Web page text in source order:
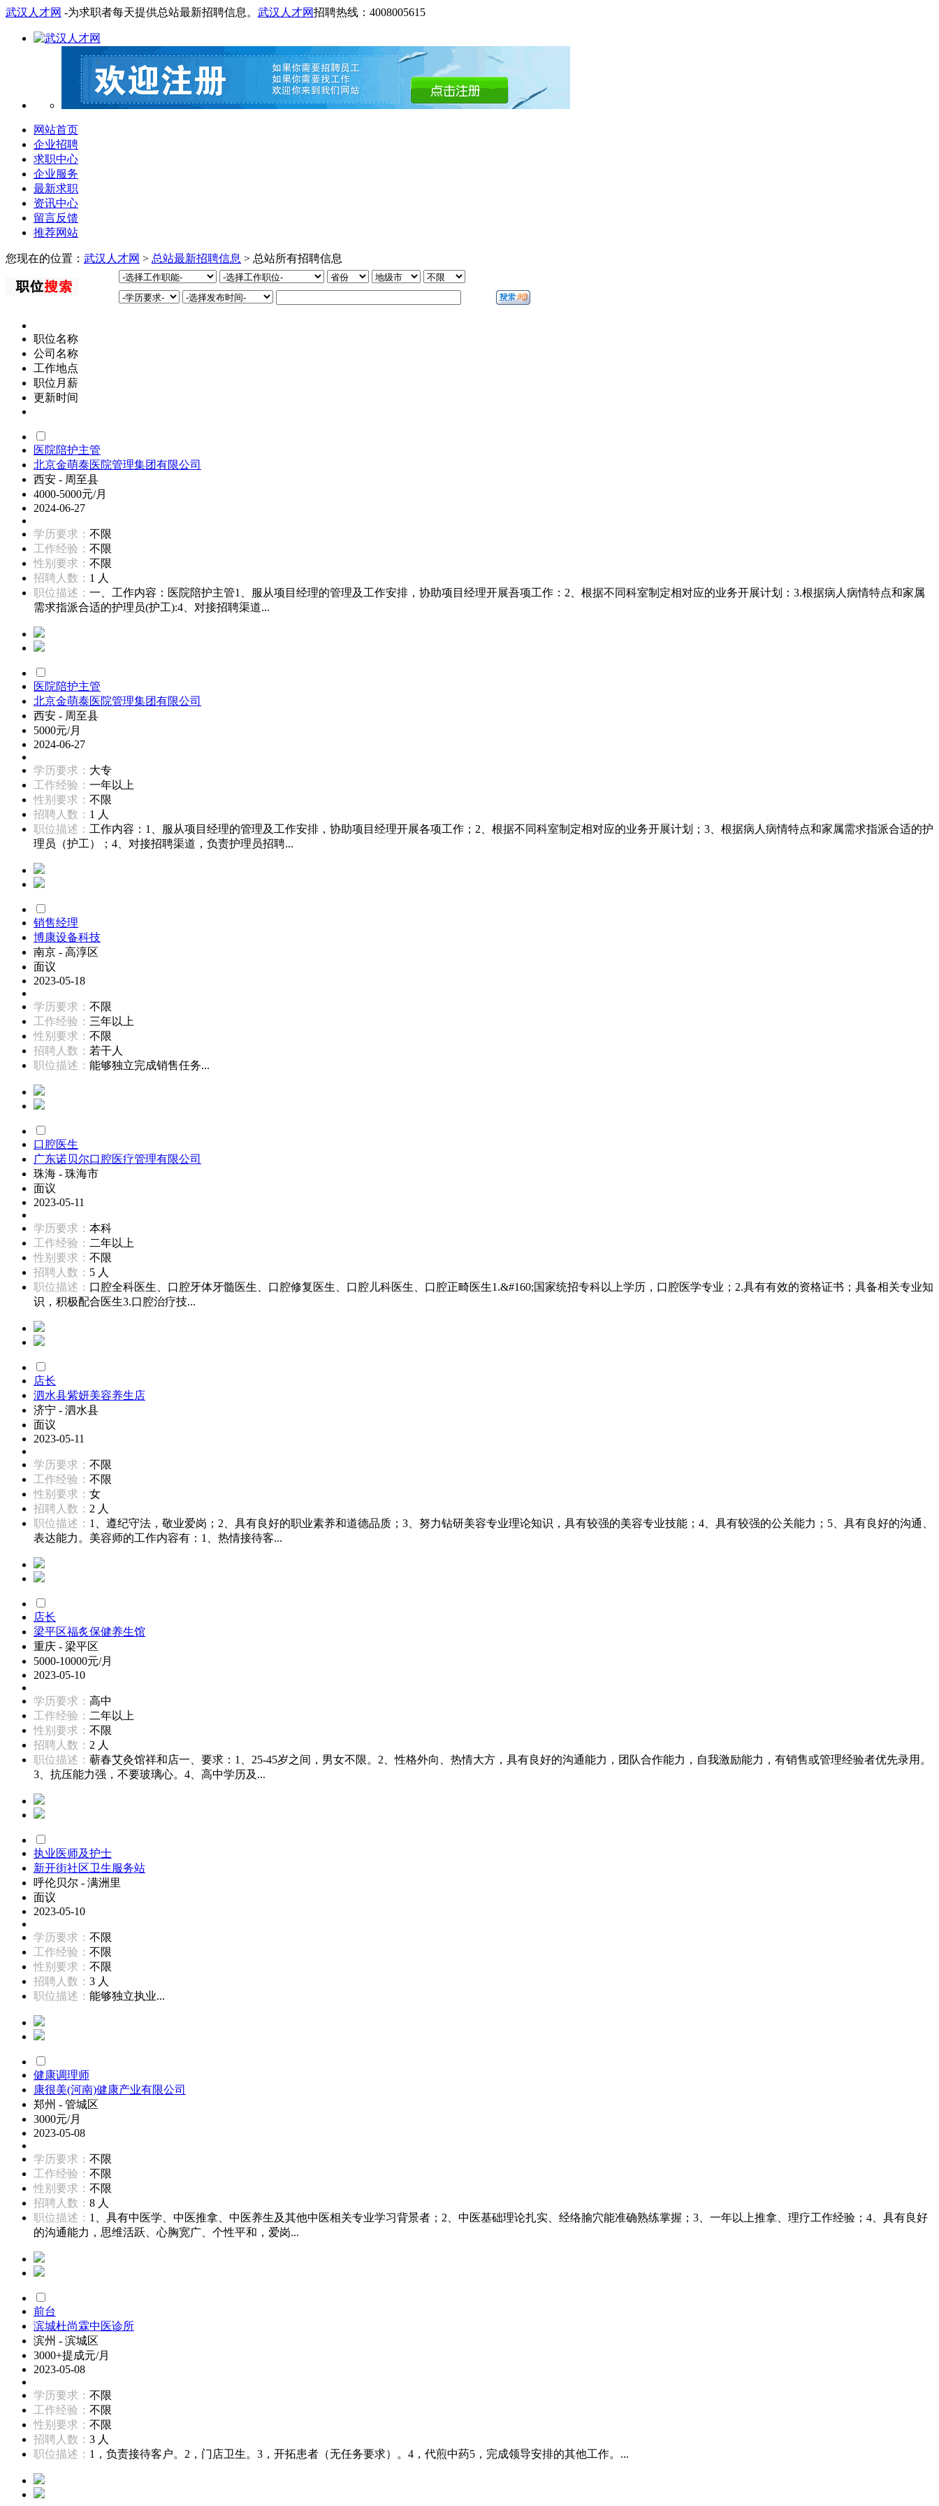
武汉人才网 -为求职者每天提供总站最新招聘信息。 武汉人才网招聘热线：4008005615
网站首页
企业招聘
求职中心
企业服务
最新求职
资讯中心
留言反馈
推荐网站
您现在的位置： 武汉人才网 > 总站最新招聘信息 > 总站所有招聘信息
职位名称
公司名称
工作地点
职位月薪
更新时间
医院陪护主管
北京金萌泰医院管理集团有限公司
西安 - 周至县
4000-5000元/月
2024-06-27
学历要求： 不限
工作经验： 不限
性别要求： 不限
招聘人数： 1 人
职位描述： 一、工作内容：医院陪护主管1、服从项目经理的管理及工作安排，协助项目经理开展吾项工作：2、根据不同科室制定相对应的业务开展计划：3.根据病人病情特点和家属
需求指派合适的护理员(护工):4、对接招聘渠道...
医院陪护主管
北京金萌泰医院管理集团有限公司
西安 - 周至县
5000元/月
2024-06-27
学历要求： 大专
工作经验： 一年以上
性别要求： 不限
招聘人数： 1 人
职位描述： 工作内容：1、服从项目经理的管理及工作安排，协助项目经理开展各项工作；2、根据不同科室制定相对应的业务开展计划；3、根据病人病情特点和家属需求指派合适的护
理员（护工）；4、对接招聘渠道，负责护理员招聘...
销售经理
博康设备科技
南京 - 高淳区
面议
2023-05-18
学历要求： 不限
工作经验： 三年以上
性别要求： 不限
招聘人数： 若干人
职位描述： 能够独立完成销售任务...
口腔医生
广东诺贝尔口腔医疗管理有限公司
珠海 - 珠海市
面议
2023-05-11
学历要求： 本科
工作经验： 二年以上
性别要求： 不限
招聘人数： 5 人
职位描述： 口腔全科医生、口腔牙体牙髓医生、口腔修复医生、口腔儿科医生、口腔正畸医生1.&#160;国家统招专科以上学历，口腔医学专业；2.具有有效的资格证书；具备相关专业知
识，积极配合医生3.口腔治疗技...
店长
泗水县紫妍美容养生店
济宁 - 泗水县
面议
2023-05-11
学历要求： 不限
工作经验： 不限
性别要求： 女
招聘人数： 2 人
职位描述： 1、遵纪守法，敬业爱岗；2、具有良好的职业素养和道德品质；3、努力钻研美容专业理论知识，具有较强的美容专业技能；4、具有较强的公关能力；5、具有良好的沟通、
表达能力。美容师的工作内容有：1、热情接待客...
店长
梁平区福炙保健养生馆
重庆 - 梁平区
5000-10000元/月
2023-05-10
学历要求： 高中
工作经验： 二年以上
性别要求： 不限
招聘人数： 2 人
职位描述： 蕲春艾灸馆祥和店一、要求：1、25-45岁之间，男女不限。2、性格外向、热情大方，具有良好的沟通能力，团队合作能力，自我激励能力，有销售或管理经验者优先录用。
3、抗压能力强，不要玻璃心。4、高中学历及...
执业医师及护士
新开街社区卫生服务站
呼伦贝尔 - 满洲里
面议
2023-05-10
学历要求： 不限
工作经验： 不限
性别要求： 不限
招聘人数： 3 人
职位描述： 能够独立执业...
健康调理师
康很美(河南)健康产业有限公司
郑州 - 管城区
3000元/月
2023-05-08
学历要求： 不限
工作经验： 不限
性别要求： 不限
招聘人数： 8 人
职位描述： 1、具有中医学、中医推拿、中医养生及其他中医相关专业学习背景者；2、中医基础理论扎实、经络腧穴能准确熟练掌握；3、一年以上推拿、理疗工作经验；4、具有良好
的沟通能力，思维活跃、心胸宽广、个性平和，爱岗...
前台
滨城杜尚霖中医诊所
滨州 - 滨城区
3000+提成元/月
2023-05-08
学历要求： 不限
工作经验： 不限
性别要求： 不限
招聘人数： 3 人
职位描述： 1，负责接待客户。2，门店卫生。3，开拓患者（无任务要求）。4，代煎中药5，完成领导安排的其他工作。...